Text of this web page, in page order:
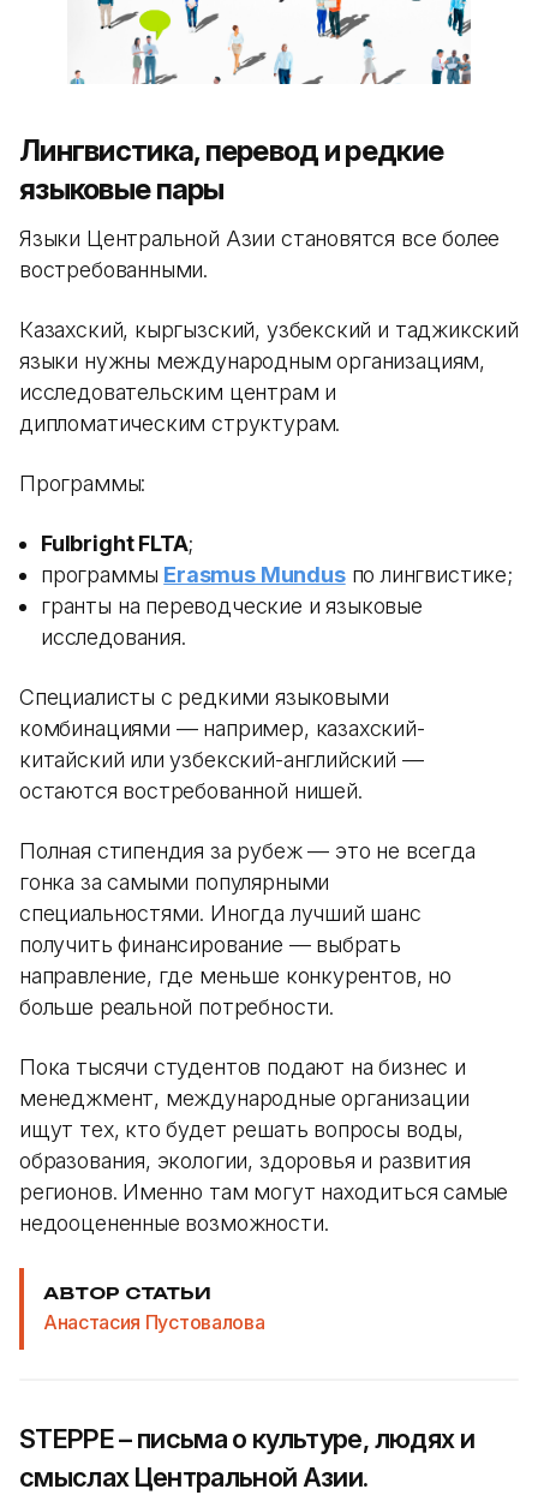
Лингвистика, перевод и редкие
языковые пары
Языки Центральной Азии становятся все более
востребованными.
Казахский, кыргызский, узбекский и таджикский
языки нужны международным организациям,
исследовательским центрам и
дипломатическим структурам.
Программы:
Fulbright FLTA;
программы Erasmus Mundusпо лингвистике;
гранты на переводческие и языковые
исследования.
Специалисты с редкими языковыми
комбинациями — например, казахский-
китайский или узбекский-английский —
остаются востребованной нишей.
Полная стипендия за рубеж — это не всегда
гонка за самыми популярными
специальностями. Иногда лучший шанс
получить финансирование — выбрать
направление, где меньше конкурентов, но
больше реальной потребности.
Пока тысячи студентов подают на бизнес и
менеджмент, международные организации
ищут тех, кто будет решать вопросы воды,
образования, экологии, здоровья и развития
регионов. Именно там могут находиться самые
недооцененные возможности.
АВТОР СТАТЬИ
Анастасия Пустовалова
STEPPE – письма о культуре, людях и
смыслах Центральной Азии.